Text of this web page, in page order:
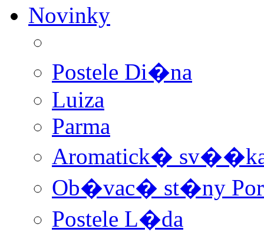
Novinky
Postele Di�na
Luiza
Parma
Aromatick�
Ob�vac� st�ny
Postele L�da